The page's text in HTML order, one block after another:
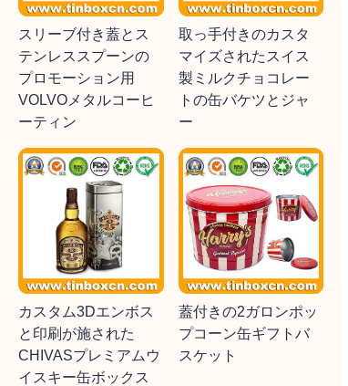
スリーブ付き蓋とス
テンレススプーンの
プロモーション用
VOLVOメタルコーヒ
ーティン
取っ手付きのカスタ
マイズされたスイス
製ミルクチョコレー
トの缶バケツとジャ
ー
カスタム3Dエンボス
と印刷が施された
CHIVASプレミアムウ
イスキー缶ボックス
蓋付きの2ガロンポッ
プコーン缶ギフトバ
スケット